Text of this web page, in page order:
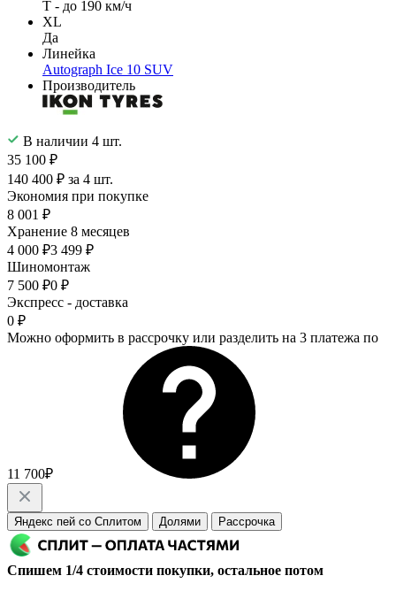
T - до 190 км/ч
XL
Да
Линейка
Autograph Ice 10 SUV
Производитель
В наличии 4 шт.
35 100 ₽
140 400 ₽ за 4 шт.
Экономия при покупке
8 001 ₽
Хранение 8 месяцев
4 000 ₽3 499 ₽
Шиномонтаж
7 500 ₽0 ₽
Экспресс - доставка
0 ₽
Можно оформить в рассрочку или разделить на 3 платежа по
11 700₽
Яндекс пей со Сплитом Долями Рассрочка
Спишем 1/4 стоимости покупки, остальное потом